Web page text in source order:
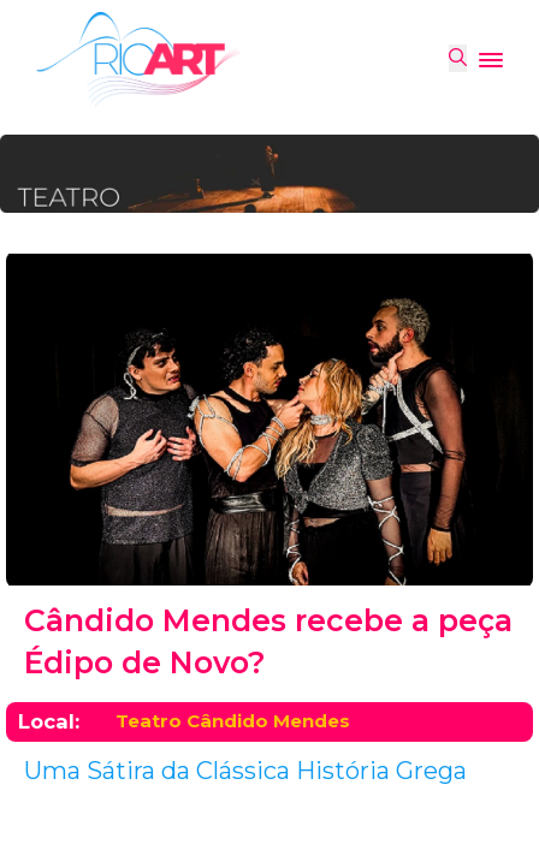
Cândido Mendes recebe a peça
Édipo de Novo?
Local: Teatro Cândido Mendes
Uma Sátira da Clássica História Grega